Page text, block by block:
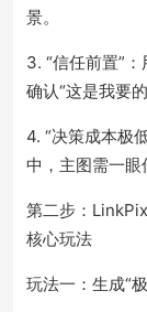
景。
3. “信任前置”
确认“这是我要的
4. “决策成本极
中，主图需一眼
第二步：
核心玩法
玩法一：生成“